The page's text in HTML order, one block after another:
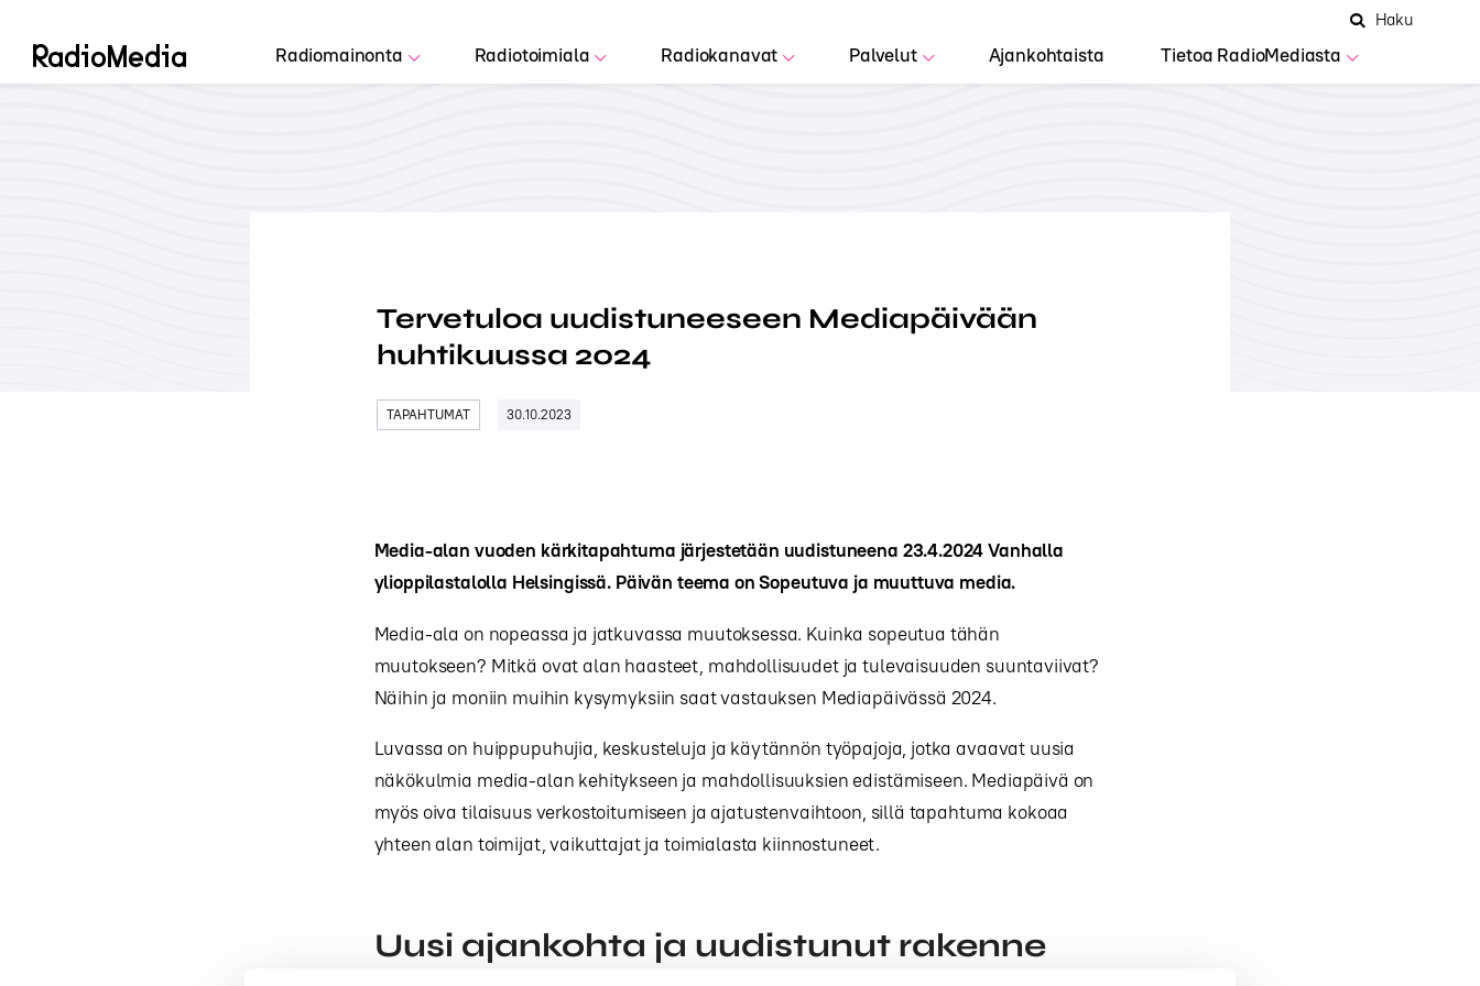
Radiomainonta Radiotoimiala Radiokanavat Palvelut Ajankohtaista Tietoa RadioMediasta
AvaaHaku
Hae
Tervetuloa uudistuneeseen Mediapäivään
huhtikuussa 2024
TAPAHTUMAT 30.10.2023
Media-alan vuoden kärkitapahtuma järjestetään uudistuneena 23.4.2024 Vanhalla
ylioppilastalolla Helsingissä. Päivän teema on Sopeutuva ja muuttuva media.
Media-ala on nopeassa ja jatkuvassa muutoksessa. Kuinka sopeutua tähän
muutokseen? Mitkä ovat alan haasteet, mahdollisuudet ja tulevaisuuden suuntaviivat?
Näihin ja moniin muihin kysymyksiin saat vastauksen Mediapäivässä 2024.
Luvassa on huippupuhujia, keskusteluja ja käytännön työpajoja, jotka avaavat uusia
näkökulmia media-alan kehitykseen ja mahdollisuuksien edistämiseen. Mediapäivä on
myös oiva tilaisuus verkostoitumiseen ja ajatustenvaihtoon, sillä tapahtuma kokoaa
yhteen alan toimijat, vaikuttajat ja toimialasta kiinnostuneet.
Uusi ajankohta ja uudistunut rakenne